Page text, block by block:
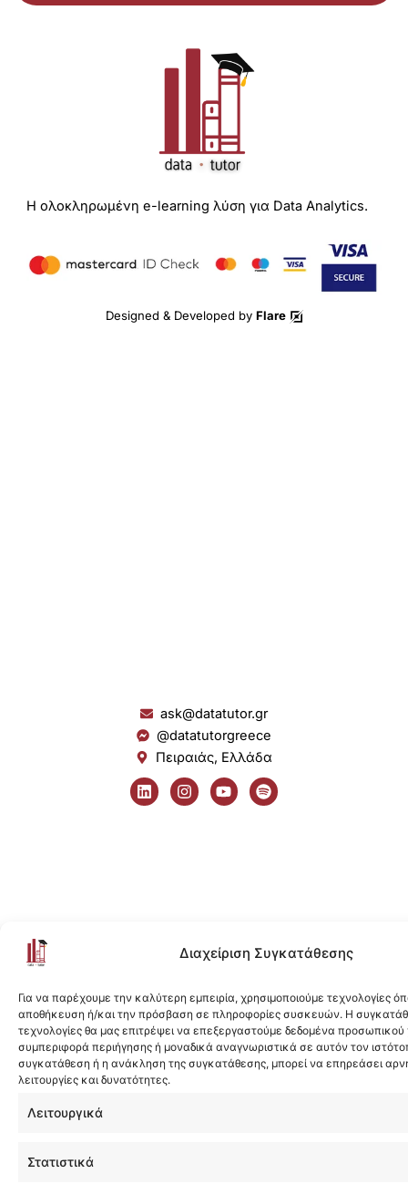
Διαχείριση Συγκατάθεσης
Για να παρέχουμε την καλύτερη εμπειρία, χρησιμοποιούμε τεχνολογίες
αποθήκευση ή/και την πρόσβαση σε πληροφορίες συσκευών. Η
τεχνολογίες θα μας επιτρέψει να επεξεργαστούμε δεδομένα
συμπεριφορά περιήγησης ή μοναδικά αναγνωριστικά σε αυτόν τον
συγκατάθεση ή η ανάκληση της συγκατάθεσης, μπορεί να επηρεάσει
λειτουργίες και δυνατότητες.
Λειτουργικά
Στατιστικά
Η ολοκληρωμένη e-learning λύση για Data Analytics.
Designed & Developed by Flare
ask@datatutor.gr
@datatutorgreece
Πειραιάς, Ελλάδα
L
i
n
I
n
s
Y
o
u
S
p
o